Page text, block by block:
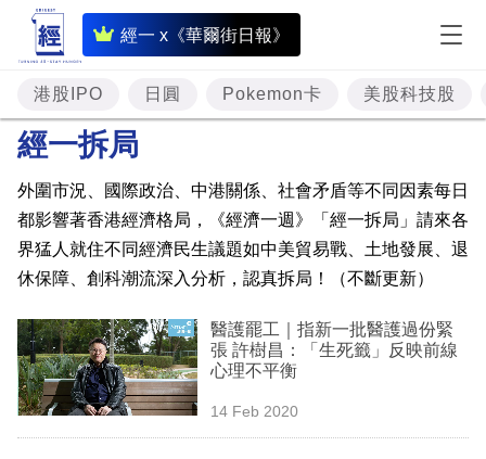
經一 x《華爾街日報》
即
時
財
經
題
投
資
樓
市
理
港股IPO 日圓 Pokemon卡 美股科技股
經一拆局
外圍市況、國際政治、中港關係、社會矛盾等不同因素每日
都影響著香港經濟格局，《經濟一週》「經一拆局」請來各
界猛人就住不同經濟民生議題如中美貿易戰、土地發展、退
休保障、創科潮流深入分析，認真拆局！（不斷更新）
醫護罷工｜指新一批醫護過份緊
張 許樹昌：「生死籤」反映前線
心理不平衡
14 Feb 2020